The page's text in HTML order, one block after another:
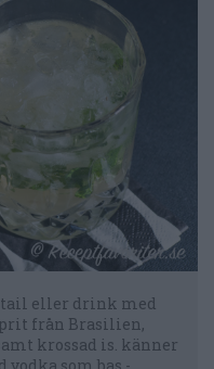
eller drink med
från Brasilien,
krossad is. känner